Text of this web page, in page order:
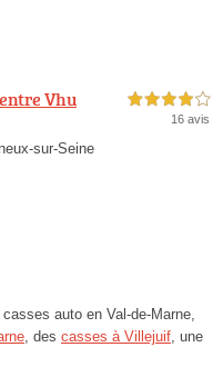
Vhu
sur-Seine
4,0 étoiles sur 5
16 avis
auto en Val-de-Marne,
, des casses à Villejuif , une